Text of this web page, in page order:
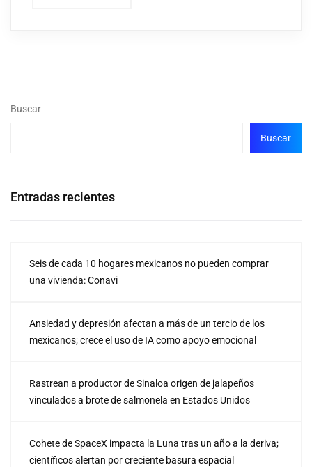
Buscar
Buscar
Entradas recientes
Seis de cada 10 hogares mexicanos no pueden comprar
una vivienda: Conavi
Ansiedad y depresión afectan a más de un tercio de los
mexicanos; crece el uso de IA como apoyo emocional
Rastrean a productor de Sinaloa origen de jalapeños
vinculados a brote de salmonela en Estados Unidos
Cohete de SpaceX impacta la Luna tras un año a la deriva;
científicos alertan por creciente basura espacial